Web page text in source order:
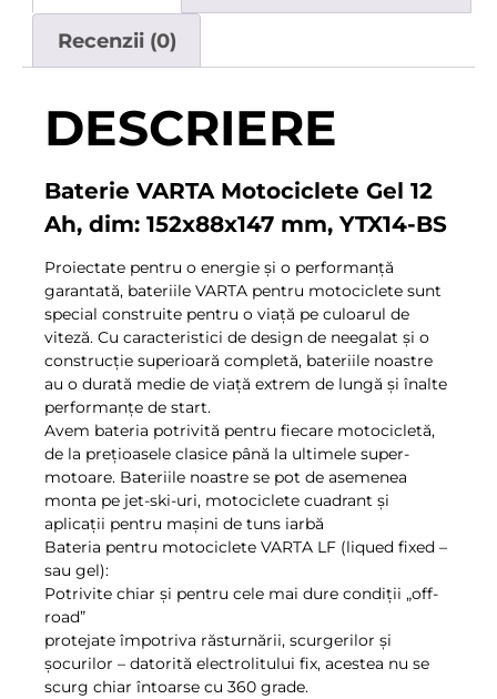
Recenzii (0)
DESCRIERE
Baterie VARTA Motociclete Gel 12
Ah, dim: 152x88x147 mm, YTX14-BS
Proiectate pentru o energie și o performanță
garantată, bateriile VARTA pentru motociclete sunt
special construite pentru o viață pe culoarul de
viteză. Cu caracteristici de design de neegalat și o
construcție superioară completă, bateriile noastre
au o durată medie de viață extrem de lungă și înalte
performanțe de start.
Avem bateria potrivită pentru fiecare motocicletă,
de la prețioasele clasice până la ultimele super-
motoare. Bateriile noastre se pot de asemenea
monta pe jet-ski-uri, motociclete cuadrant și
aplicații pentru mașini de tuns iarbă
Bateria pentru motociclete VARTA LF (liqued fixed –
sau gel):
Potrivite chiar și pentru cele mai dure condiții „off-
road”
protejate împotriva răsturnării, scurgerilor și
șocurilor – datorită electrolitului fix, acestea nu se
scurg chiar întoarse cu 360 grade.